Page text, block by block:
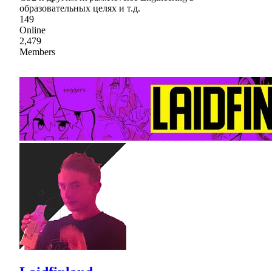
образовательных целях и т.д.
149
Online
2,479
Members